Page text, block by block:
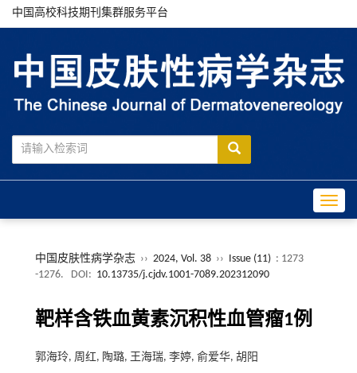
中国高校科技期刊集群服务平台
中国皮肤性病学杂志 ›› 2024, Vol. 38 ›› Issue (11) : 1273
-1276.
DOI: 10.13735/j.cjdv.1001-7089.202312090
靶样含铁血黄素沉积性血管瘤1例
郭海玲, 周红, 陶璐, 王海瑞, 李婷, 俞爱华, 胡阳